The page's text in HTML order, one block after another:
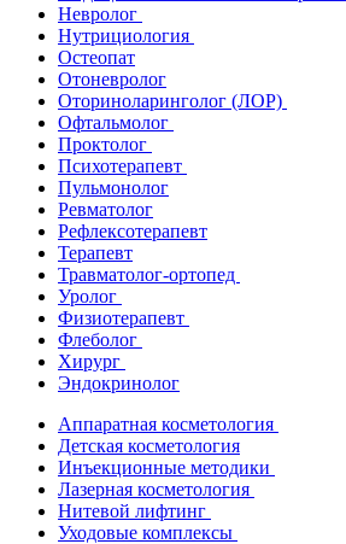
Невролог
Нутрициология
Остеопат
Отоневролог
Оториноларинголог (ЛОР)
Офтальмолог
Проктолог
Психотерапевт
Пульмонолог
Ревматолог
Рефлексотерапевт
Терапевт
Травматолог-ортопед
Уролог
Физиотерапевт
Флеболог
Хирург
Эндокринолог
Аппаратная косметология
Детская косметология
Инъекционные методики
Лазерная косметология
Нитевой лифтинг
Уходовые комплексы